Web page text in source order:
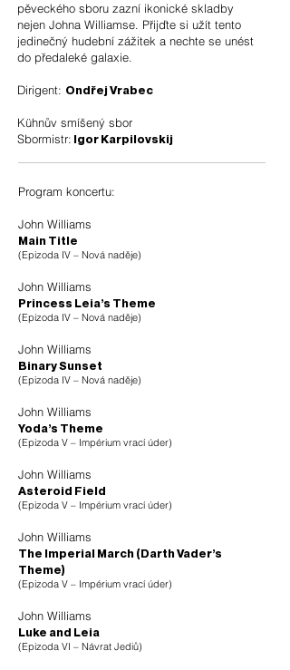
pěveckého sboru zazní ikonické skladby
nejen Johna Williamse. Přijďte si užít tento
jedinečný hudební zážitek a nechte se unést
do předaleké galaxie.
Dirigent: Ondřej Vrabec
Kühnův smíšený sbor
Sbormistr: Igor Karpilovskij
Program koncertu:
John Williams
Main Title
(Epizoda IV – Nová naděje)
John Williams
Princess Leia’s Theme
(Epizoda IV – Nová naděje)
John Williams
Binary Sunset
(Epizoda IV – Nová naděje)
John Williams
Yoda’s Theme
(Epizoda V – Impérium vrací úder)
John Williams
Asteroid Field
(Epizoda V – Impérium vrací úder)
John Williams
The Imperial March (Darth Vader’s
Theme)
(Epizoda V – Impérium vrací úder)
John Williams
Luke and Leia
(Epizoda VI – Návrat Jediů)